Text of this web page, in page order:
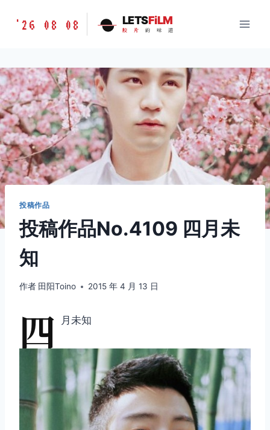
胶
味
道
LETSFILM
'26 08 08 LETSFiLM
胶 片 的 味 道
投稿作品
投稿作品No.4109 四月未
知
作者 田阳Toino 2015 年 4 月 13 日
四 月未知